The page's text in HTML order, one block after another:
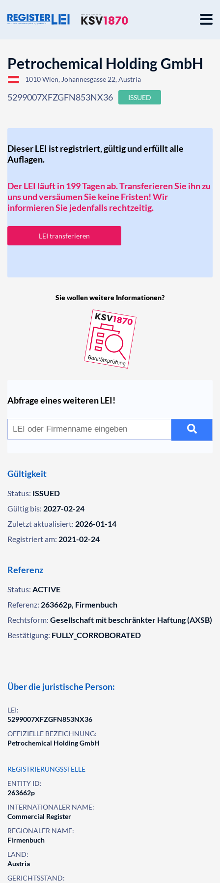
Petrochemical Holding GmbH
1010 Wien, Johannesgasse 22, Austria
5299007XFZGFN853NX36 ISSUED
Dieser LEI ist registriert, gültig und erfüllt alle
Auflagen.
Der LEI läuft in 199 Tagen ab. Transferieren Sie ihn zu
uns und versäumen Sie keine Fristen! Wir
informieren Sie jedenfalls rechtzeitig.
LEI transferieren
Sie wollen weitere Informationen?
Abfrage eines weiteren LEI!
Gültigkeit
Status: ISSUED
Gültig bis: 2027-02-24
Zuletzt aktualisiert: 2026-01-14
Registriert am: 2021-02-24
Referenz
Status: ACTIVE
Referenz: 263662p, Firmenbuch
Rechtsform: Gesellschaft mit beschränkter Haftung (AXSB)
Bestätigung: FULLY_CORROBORATED
Über die juristische Person:
LEI:
5299007XFZGFN853NX36
OFFIZIELLE BEZEICHNUNG:
Petrochemical Holding GmbH
REGISTRIERUNGSSTELLE
ENTITY ID:
263662p
INTERNATIONALER NAME:
Commercial Register
REGIONALER NAME:
Firmenbuch
LAND:
Austria
GERICHTSSTAND: